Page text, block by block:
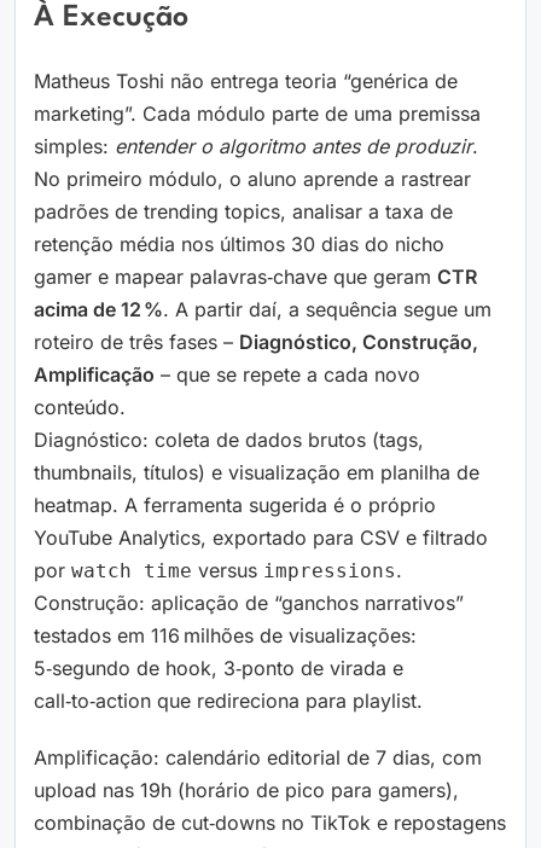
À Execução
Matheus Toshi não entrega teoria “genérica de
marketing”. Cada módulo parte de uma premissa
simples: entender o algoritmo antes de produzir.
No primeiro módulo, o aluno aprende a rastrear
padrões de trending topics, analisar a taxa de
retenção média nos últimos 30 dias do nicho
gamer e mapear palavras‑chave que geram CTR
acima de 12 %. A partir daí, a sequência segue um
roteiro de três fases – Diagnóstico, Construção,
Amplificação – que se repete a cada novo
conteúdo.
Diagnóstico: coleta de dados brutos (tags,
thumbnails, títulos) e visualização em planilha de
heatmap. A ferramenta sugerida é o próprio
YouTube Analytics, exportado para CSV e filtrado
por watch time versus impressions.
Construção: aplicação de “ganchos narrativos”
testados em 116 milhões de visualizações:
5‑segundo de hook, 3‑ponto de virada e
call‑to‑action que redireciona para playlist.
Amplificação: calendário editorial de 7 dias, com
upload nas 19h (horário de pico para gamers),
combinação de cut‑downs no TikTok e repostagens